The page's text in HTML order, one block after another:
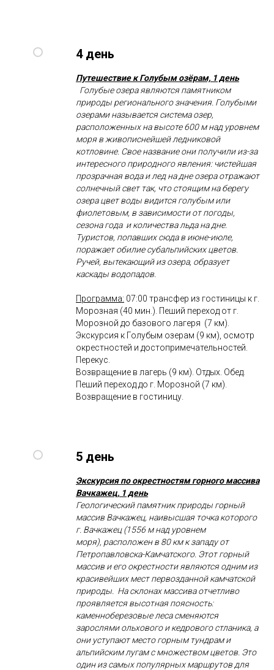
4 день
Путешествие к Голубым озёрам, 1 день
Голубые озера являются памятником
природы регионального значения. Голубыми
озерами называется система озер,
расположенных на высоте 600 м над уровнем
моря в живописнейшей ледниковой
котловине. Свое название они получили из-за
интересного природного явления: чистейшая
прозрачная вода и лед на дне озера отражают
солнечный свет так, что стоящим на берегу
озера цвет воды видится голубым или
фиолетовым, в зависимости от погоды,
сезона года и количества льда на дне.
Туристов, попавших сюда в июне-июле,
поражает обилие субальпийских цветов.
Ручей, вытекающий из озера, образует
каскады водопадов.
Программа: 07:00 трансфер из гостиницы к г.
Морозная (40 мин.). Пеший переход от г.
Морозной до базового лагеря (7 км).
Экскурсия к Голубым озерам (9 км), осмотр
окрестностей и достопримечательностей.
Перекус.
Возвращение в лагерь (9 км). Отдых. Обед.
Пеший переход до г. Морозной (7 км).
Возвращение в гостиницу.
5 день
Экскурсия по окрестностям горного массива
Вачкажец, 1 день
Геологический памятник природы горный
массив Вачкажец, наивысшая точка которого
г. Вачкажец (1556 м над уровнем
моря), расположен в 80 км к западу от
Петропавловска-Камчатского. Этот горный
массив и его окрестности являются одним из
красивейших мест первозданной камчатской
природы. На склонах массива отчетливо
проявляется высотная поясность:
каменноберезовые леса сменяются
зарослями ольхового и кедрового стланика, а
они уступают место горным тундрам и
альпийским лугам с множеством цветов. Это
один из самых популярных маршрутов для